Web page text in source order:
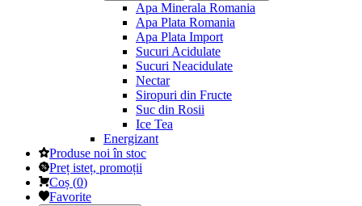
Apa Minerala Romania
Apa Plata Romania
Apa Plata Import
Sucuri Acidulate
Sucuri Neacidulate
Nectar
Siropuri din Fructe
Suc din Rosii
Ice Tea
Energizant
Produse noi în stoc
Preț isteț, promoții
Coș (0)
Favorite